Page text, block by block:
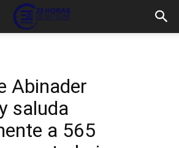
Abinader
saluda
a 565